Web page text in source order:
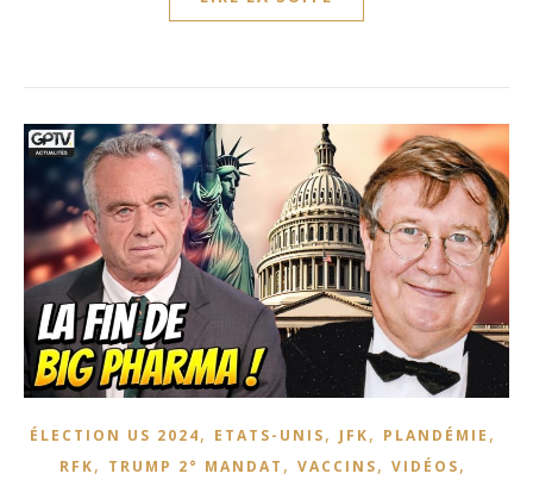
ÉLECTION US 2024, ETATS-UNIS, JFK, PLANDÉMIE ,
RFK, TRUMP 2° MANDAT , VACCINS, VIDÉOS,